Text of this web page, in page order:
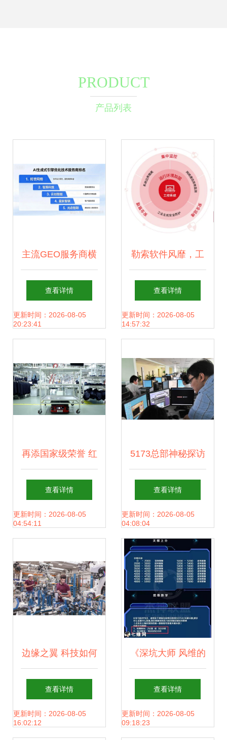
PRODUCT
产品列表
主流GEO服务商横
向对比 网络技术服
务新格局
查看详情
更新时间：2026-08-05
20:23:41
勒索软件风靡，工
控安全厂商们可否
乘风破浪？
查看详情
更新时间：2026-08-05
14:57:32
再添国家级荣誉 红
豆股份入选国家级
5G工厂名单，引领
查看详情
更新时间：2026-08-05
04:54:11
5173总部神秘探访
揭秘网络游戏产业
背后的技术服务力
量
查看详情
更新时间：2026-08-05
04:08:04
边缘之翼 科技如何
驱动网络技术服务
重塑机器人AI
查看详情
更新时间：2026-08-05
16:02:12
《深坑大师 风维的
失控重层进化塔技
规——一款苹果另
查看详情
更新时间：2026-08-05
09:18:23